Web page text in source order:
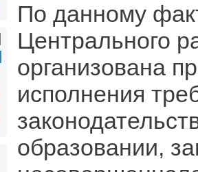
По данному
Центрального
организована
исполнения
образовании,